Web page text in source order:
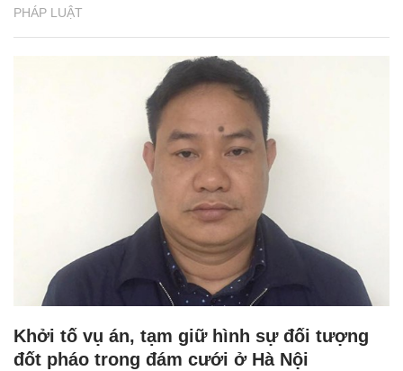
PHÁP LUẬT
Khởi tố vụ án, tạm giữ hình sự đối tượng
đốt pháo trong đám cưới ở Hà Nội